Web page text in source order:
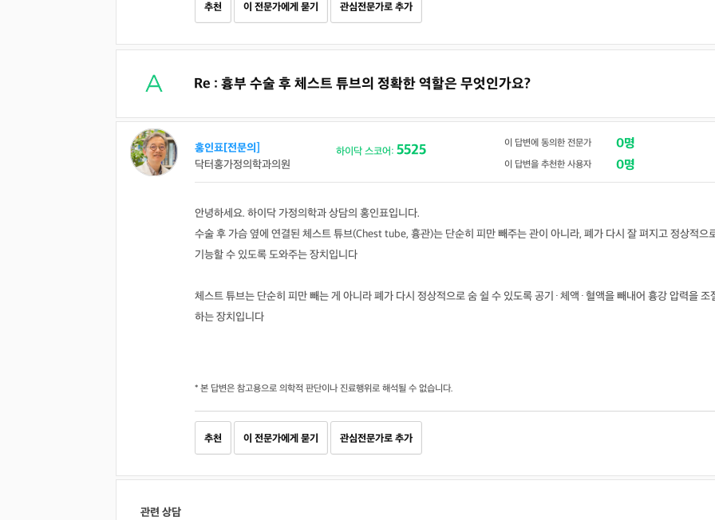
추천 이 전문가에게 묻기 관심전문가로 추가
Re : 흉부 수술 후 체스트 튜브의 정확한 역할은 무엇인가요?
홍인표[전문의]
닥터홍가정의학과의원
하이닥 스코어: 5525 이 답변에 동의한 전문가 0명
이 답변을 추천한 사용자 0명
안녕하세요. 하이닥 가정의학과 상담의 홍인표입니다.
수술 후 가슴 옆에 연결된 체스트 튜브(Chest tube, 흉관)는 단순히 피만 빼주는 관이 아니라, 폐가 다시 잘 펴지고 정상적으
기능할 수 있도록 도와주는 장치입니다
체스트 튜브는 단순히 피만 빼는 게 아니라 폐가 다시 정상적으로 숨 쉴 수 있도록 공기·체액·혈액을 빼내어 흉강 압력을 조
하는 장치입니다
* 본 답변은 참고용으로 의학적 판단이나 진료행위로 해석될 수 없습니다.
추천 이 전문가에게 묻기 관심전문가로 추가
관련 상담